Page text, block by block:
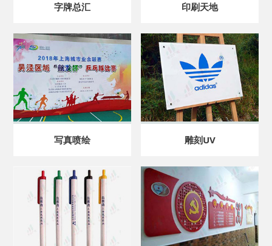
字牌总汇 印刷天地
写真喷绘 雕刻UV